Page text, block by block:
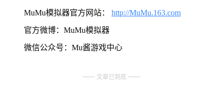
MuMu模拟器官方网站： http://MuMu.163.com
官方微博：MuMu模拟器
微信公众号：Mu酱游戏中心
文章已到底